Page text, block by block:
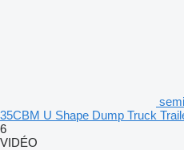
35CBM U Shape Dump Truck
6
VIDÉO